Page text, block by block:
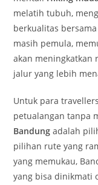
melatih tubuh,
berkualitas
masih pemula,
akan meningkatkan
jalur yang lebih
Untuk para
petualangan tanpa
Bandung adalah
pilihan rute yang
yang memukau,
yang bisa dinikmati